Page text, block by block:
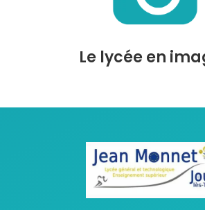
Le lycée en